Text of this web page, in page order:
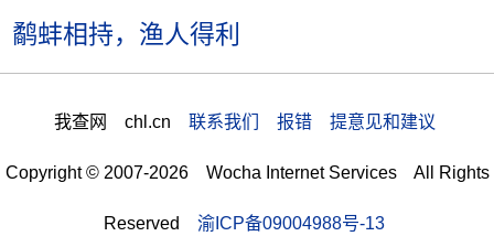
鹬蚌相持，渔人得利
我查网 chl.cn 联系我们 报错 提意见和建议
Copyright © 2007-2026 Wocha Internet Services All Rights
Reserved 渝ICP备09004988号-13